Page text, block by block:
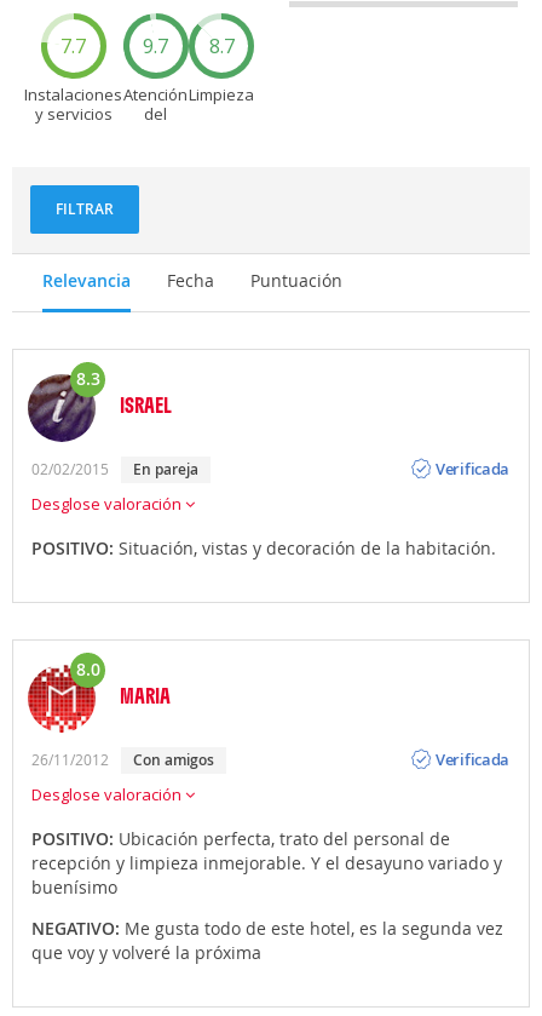
7.7
Instalaciones
y servicios
9.7
Atención
del
8.7
Limpieza
FILTRAR
Relevancia Fecha Puntuación
8.3
ISRAEL
02/02/2015 En pareja
Verificada
Desglose valoración
POSITIVO: Situación, vistas y decoración de la habitación.
8.0
MARIA
26/11/2012 Con amigos
Verificada
Desglose valoración
POSITIVO: Ubicación perfecta, trato del personal de
recepción y limpieza inmejorable. Y el desayuno variado y
buenísimo
NEGATIVO: Me gusta todo de este hotel, es la segunda vez
que voy y volveré la próxima